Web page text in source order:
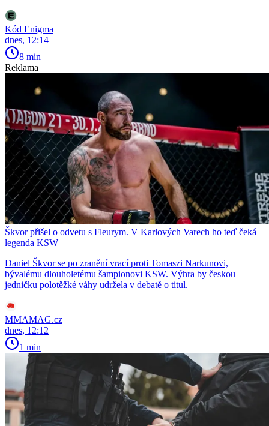
Kód Enigma
dnes, 12:14
8 min
Reklama
Škvor přišel o odvetu s Fleurym. V Karlových Varech ho teď čeká
legenda KSW
Daniel Škvor se po zranění vrací proti Tomaszi Narkunovi,
bývalému dlouholetému šampionovi KSW. Výhra by českou
jedničku polotěžké váhy udržela v debatě o titul.
MMAMAG.cz
dnes, 12:12
1 min